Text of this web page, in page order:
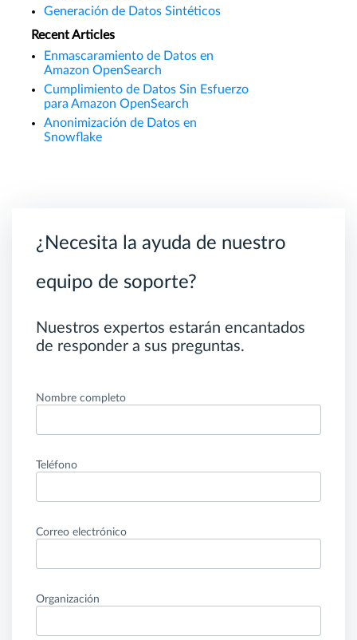
Generación de Datos Sintéticos
Recent Articles
Enmascaramiento de Datos en
Amazon OpenSearch
Cumplimiento de Datos Sin Esfuerzo
para Amazon OpenSearch
Anonimización de Datos en
Snowflake
¿Necesita la ayuda de nuestro
equipo de soporte?
Nuestros expertos estarán encantados
de responder a sus preguntas.
Nombre completo
Teléfono
Correo electrónico
Organización